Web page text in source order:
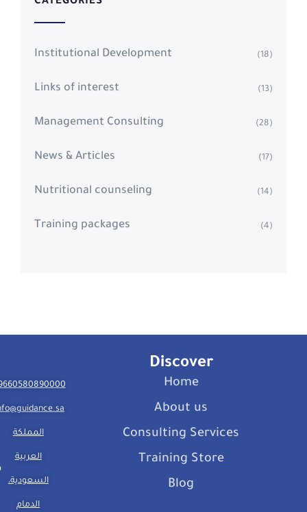
Institutional Development (18)
Links of interest (13)
Management Consulting (28)
News & Articles (17)
Nutritional counseling (14)
Training packages (4)
المملكة
العربية
السعودية،
الدمام
Discover
Home
About us
Consulting Services
Training Store
Blog